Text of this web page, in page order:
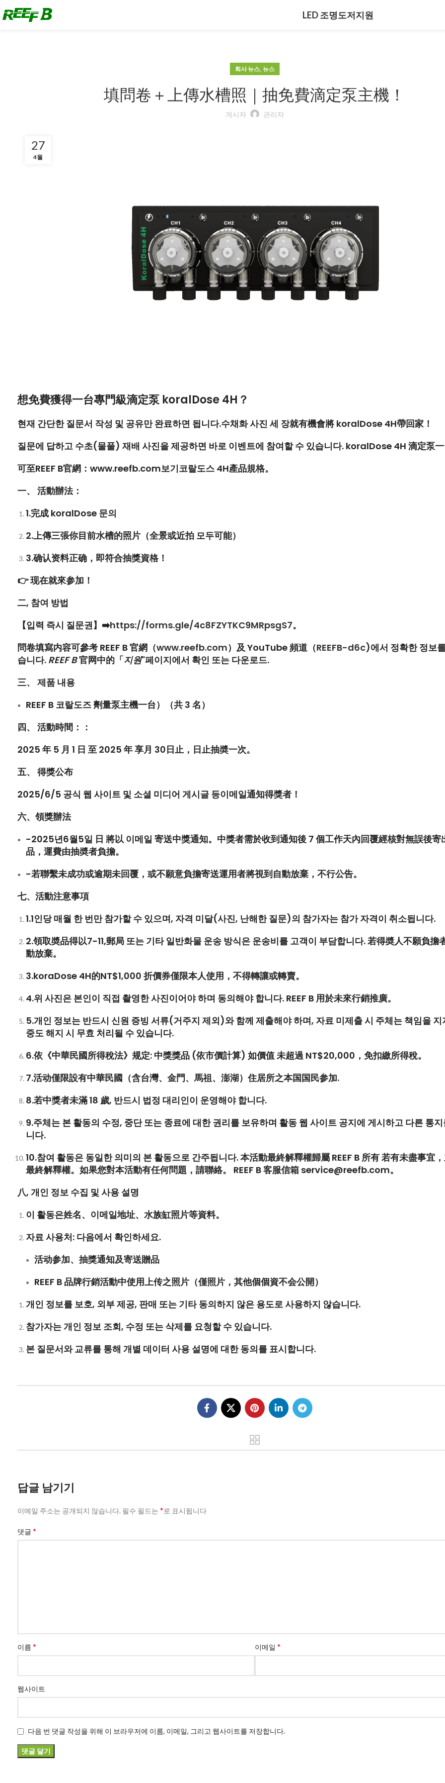
LED 조명도저지원
회사 뉴스, 뉴스
填問卷＋上傳水槽照｜抽免費滴定泵主機！
게시자 관리자
27
4월
想免費獲得一台專門級滴定泵koralDose 4H ？
현재 간단한 질문서 작성 및 공유만 완료하면 됩니다.수채화 사진 세 장就有機會將 koralDose 4H帶回家！
질문에 답하고 수초(물풀) 재배 사진을 제공하면 바로 이벤트에 참여할 수 있습니다. koralDose 4H 滴定泵
可至REEF B官網： www.reefb.com보기코랄도스 4H產品規格。
一、
活動辦法：
1.完成 koralDose 문의
2.上傳三張你目前水槽的照片（全景或近拍 모두可能）
3.确认资料正确，即符合抽獎資格！
👉现在就來参加！
二, 참여 방법
【입력 즉시 질문권】 ➡️https://forms.gle/4c8FZYTKC9MRpsgS7。
問卷填寫内容可參考 REEF B官網（www.reefb.com）及YouTube頻道（REEFB-d6c)에서 정확한 정보
습니다. REEF B官网中的「지원"페이지에서 확인 또는 다운로드.
三、
제품 내용
REEF B 코랄도즈劑量泵主機一台）（共 3 名）
四、
活動時間：：
2025 年 5 月 1 日 至 2025 年享月 30日止，日止抽奬一次。
五、
得獎公布
2025/6/5 공식 웹 사이트 및 소셜 미디어 게시글 등이메일通知得獎者！
六、領獎辦法
-2025년6월5일 日 將以이메일 寄送中獎通知。中獎者需於收到通知後 7 個工作天內回覆經核對無誤後寄
品，運費由抽奬者負擔。
-若聯繫未成功或逾期未回覆，或不願意負擔寄送運用者將視到自動放棄，不行公告。
七、活動注意事項
1.1인당 매월 한 번만 참가할 수 있으며, 자격 미달(사진, 난해한 질문)의 참가자는 참가 자격이 취소됩니다.
2.領取奬品得以7-11,郵局 또는 기타 일반화물 운송 방식은 운송비를 고객이 부담합니다. 若得奬人不願負擔
動放棄。
3.koraDose 4H的NT$1,000 折價券僅限本人使用，不得轉讓或轉賣。
4.위 사진은 본인이 직접 촬영한 사진이어야 하며 동의해야 합니다. REEF B用於未來行銷推廣。
5.개인 정보는 반드시 신원 증빙 서류(거주지 제외)와 함께 제출해야 하며, 자료 미제출 시 주체는 책임을 지
중도 해지 시 무효 처리될 수 있습니다.
6.依《中華民國所得稅法》规定: 中獎獎品 (依市價計算) 如價值未超過 NT$20,000 ，免扣繳所得稅。
7.活动僅限設有中華民國（含台灣、金門、馬祖、澎湖）住居所之本国国民参加.
8.若中獎者未滿18 歲, 반드시 법정 대리인이 운영해야 합니다.
9.주체는 본 활동의 수정, 중단 또는 종료에 대한 권리를 보유하며 활동 웹 사이트 공지에 게시하고 다른 통
니다.
10.참여 활동은 동일한 의미의 본 활동으로 간주됩니다.本活動最終解釋權歸屬 REEF B所有若有未盡事宜
最終解釋權。如果您對本活動有任何問題，請聯絡。
REEF B客服信箱 service@reefb.com。
八, 개인 정보 수집 및 사용 설명
이 활동은姓名、 이메일地址、水族缸照片等資料。
자료 사용처: 다음에서 확인하세요.
活动参加、抽獎通知及寄送贈品
REEF B 品牌行銷活動中使用上传之照片（僅照片，其他個個資不会公開）
개인 정보를 보호, 외부 제공, 판매 또는 기타 동의하지 않은 용도로 사용하지 않습니다.
참가자는 개인 정보 조회, 수정 또는 삭제를 요청할 수 있습니다.
본 질문서와 교류를 통해 개별 데이터 사용 설명에 대한 동의를 표시합니다.
답글 남기기
이메일 주소는 공개되지 않습니다. 필수 필드는 *로 표시됩니다
댓글 *
이름 * 이메일 *
웹사이트
다음 번 댓글 작성을 위해 이 브라우저에 이름, 이메일, 그리고 웹사이트를 저장합니다.